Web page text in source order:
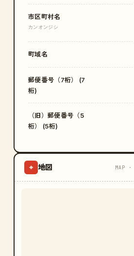
市区町村名
カンオンジシ
町域名
郵便番号（7桁） (7
桁)
（旧）郵便番号（5
桁） (5桁)
⌖ 地図 MAP